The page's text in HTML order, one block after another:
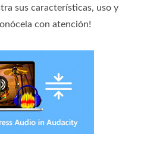
sus características, uso y
con atención!